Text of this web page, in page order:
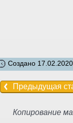
Создано
Предыдущая
Копирование